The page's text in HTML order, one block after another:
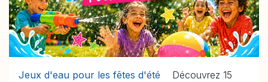
Jeux d'eau pour les fêtes d'été Découvrez 15